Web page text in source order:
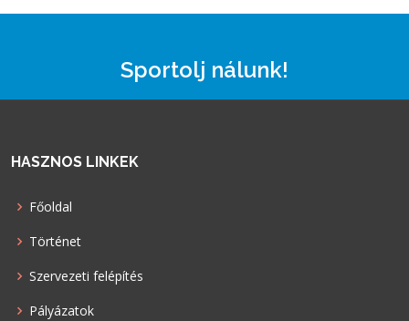
Sportolj nálunk!
HASZNOS LINKEK
Főoldal
Történet
Szervezeti felépítés
Pályázatok